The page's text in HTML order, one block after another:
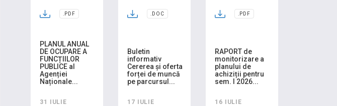
.PDF
PLANUL ANUAL
DE OCUPARE A
FUNCȚIILOR
PUBLICE al
Agenției
Naționale...
31 IULIE
.DOC
Buletin
informativ
Cererea și oferta
forței de muncă
pe parcursul...
17 IULIE
.PDF
RAPORT de
monitorizare a
planului de
achiziții pentru
sem. I 2026...
16 IULIE